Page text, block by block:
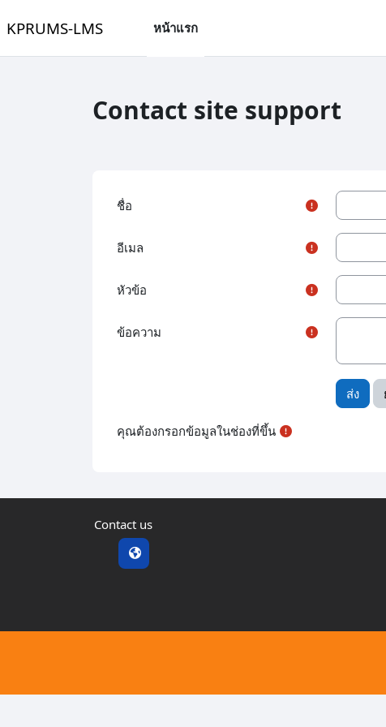
KPRUMS-LMS หน้าแรก
Contact site support
ชื่อ
อีเมล
หัวข้อ
ข้อความ
คุณต้องกรอกข้อมูลในช่องที่ขึ้น
Contact us